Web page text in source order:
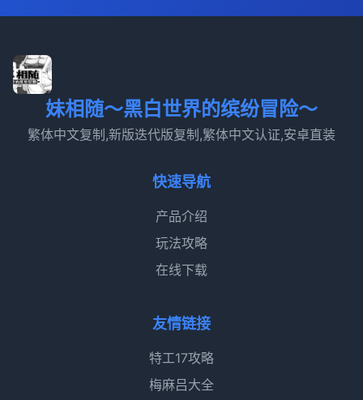
妹相随～黑白世界的缤纷冒险～
繁体中文复制,新版迭代版复制,繁体中文认证,安卓直装
快速导航
产品介绍
玩法攻略
在线下载
友情链接
特工17攻略
梅麻吕大全